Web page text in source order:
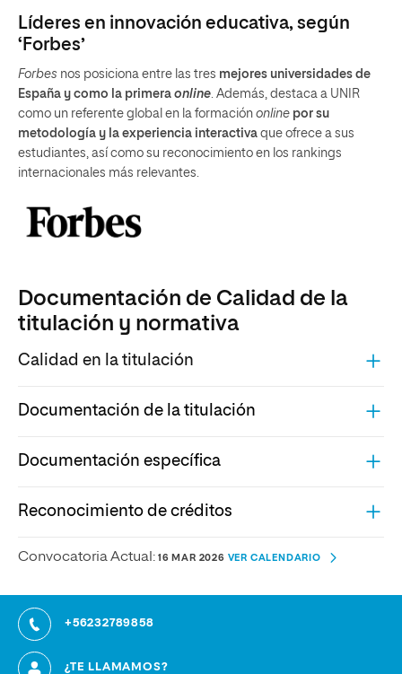
Líderes en innovación educativa, según
‘Forbes’
Forbes nos posiciona entre las tres mejores universidades de
España y como la primera online. Además, destaca a UNIR
como un referente global en la formación online por su
metodología y la experiencia interactiva que ofrece a sus
estudiantes, así como su reconocimiento en los rankings
internacionales más relevantes.
Documentación de Calidad de la
titulación y normativa
Calidad en la titulación
Documentación de la titulación
Documentación específica
Reconocimiento de créditos
Convocatoria Actual: 16 MAR 2026 VER CALENDARIO
+56232789858
¿TE LLAMAMOS?